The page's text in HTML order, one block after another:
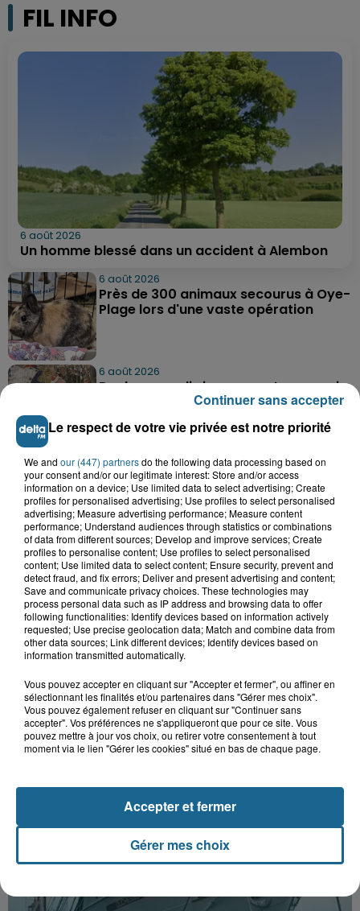
FIL INFO
6 août 2026
Un homme blessé dans un accident à Alembon
6 août 2026
Près de 300 animaux secourus à Oye-
Plage lors d'une vaste opération
6 août 2026
Dunkerque : dix jeunes vont parcourir
9 000 km pour rencontrer...
6 août 2026
Blendecques : le jeune garçon de 12
ans qui s'était noyé est...
6 août 2026
Risque incendie dans le Nord : ce que
vous ne pouvez plus faire
NOS AUTRES PODCASTS
Le respect de votre vie privée est notre priorité
We and our (447) partnersdo the following data processing based on
your consent and/or our legitimate interest: Store and/or access
information on a device; Use limited data to select advertising; Create
profiles for personalised advertising; Use profiles to select personalised
advertising; Measure advertising performance; Measure content
performance; Understand audiences through statistics or combinations
of data from different sources; Develop and improve services; Create
profiles to personalise content; Use profiles to select personalised
content; Use limited data to select content; Ensure security, prevent and
detect fraud, and fix errors; Deliver and present advertising and content;
Save and communicate privacy choices. These technologies may
process personal data such as IP address and browsing data to offer
following functionalities: Identify devices based on information actively
requested; Use precise geolocation data; Match and combine data from
other data sources; Link different devices; Identify devices based on
information transmitted automatically.
Vous pouvez accepter en cliquant sur "Accepter et fermer", ou affiner en
sélectionnant les finalités et/ou partenaires dans "Gérer mes choix".
Vous pouvez également refuser en cliquant sur "Continuer sans
accepter". Vos préférences ne s'appliqueront que pour ce site. Vous
pouvez mettre à jour vos choix, ou retirer votre consentement à tout
moment via le lien "Gérer les cookies" situé en bas de chaque page.
Gérer mes choix
Accepter et fermer
Continuer sans accepter